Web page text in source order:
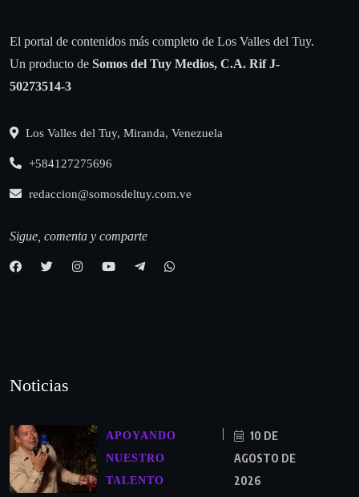
El portal de contenidos más completo de Los Valles del Tuy.
Un producto de Somos del Tuy Medios, C.A. Rif J-
50273514-3
Los Valles del Tuy, Miranda, Venezuela
+584127275696
redaccion@somosdeltuy.com.ve
Sigue, comenta y comparte
Noticias
APOYANDO
NUESTRO
TALENTO
10 DE
AGOSTO DE
2026